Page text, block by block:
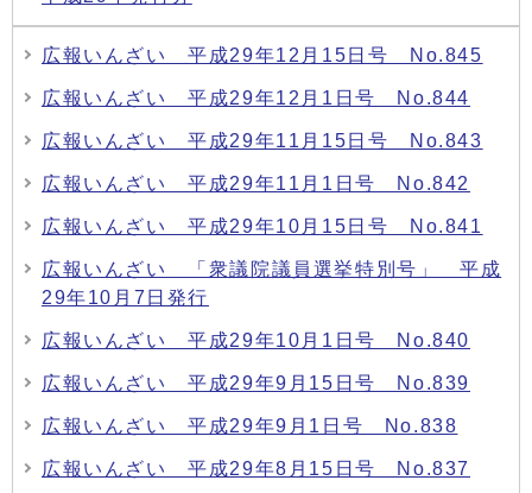
広報いんざい 平成29年12月15日号 No.845
広報いんざい 平成29年12月1日号 No.844
広報いんざい 平成29年11月15日号 No.843
広報いんざい 平成29年11月1日号 No.842
広報いんざい 平成29年10月15日号 No.841
広報いんざい 「衆議院議員選挙特別号」 平成
29年10月7日発行
広報いんざい 平成29年10月1日号 No.840
広報いんざい 平成29年9月15日号 No.839
広報いんざい 平成29年9月1日号 No.838
広報いんざい 平成29年8月15日号 No.837